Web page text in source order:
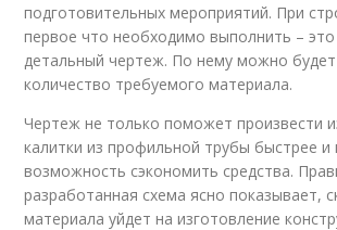
подготовительных мероприятий. При
первое что необходимо выполнить –
детальный чертеж. По нему можно будет
количество требуемого материала.
Чертеж не только поможет произвести
калитки из профильной трубы быстрее
возможность сэкономить средства.
разработанная схема ясно показывает,
материала уйдет на изготовление